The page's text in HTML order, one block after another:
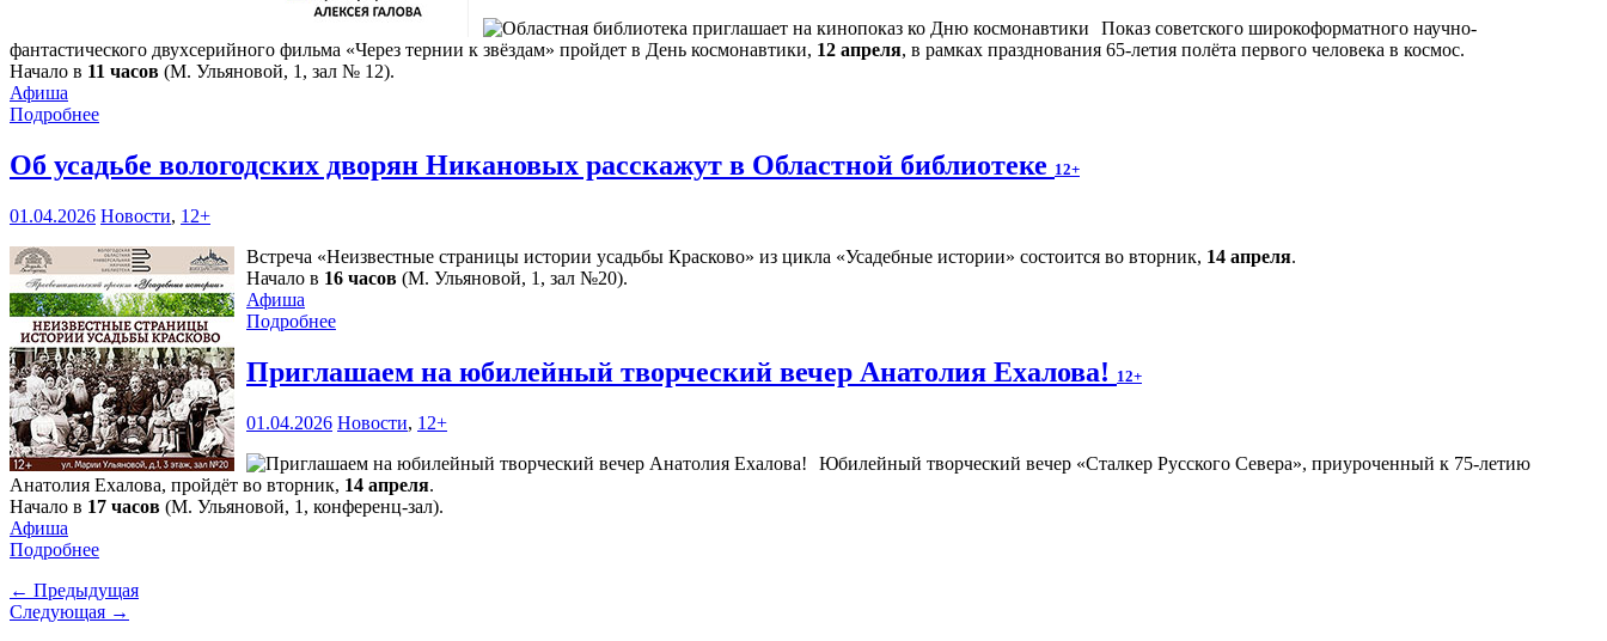
Показ советского широкоформатного научно-
фантастического двухсерийного фильма «Через тернии к звёздам» пройдет в День космонавтики, 12 апреля, в рамках празднования 65-летия полёта первого человека в космос.
Начало в 11 часов (М. Ульяновой, 1, зал № 12).
Афиша
Подробнее
Об усадьбе вологодских дворян Никановых расскажут в Областной библиотеке 12+
01.04.2026 Новости, 12+
Встреча «Неизвестные страницы истории усадьбы Красково» из цикла «Усадебные истории» состоится во вторник, 14 апреля.
Начало в 16 часов (М. Ульяновой, 1, зал №20).
Афиша
Подробнее
Приглашаем на юбилейный творческий вечер Анатолия Ехалова! 12+
01.04.2026 Новости, 12+
Юбилейный творческий вечер «Сталкер Русского Севера», приуроченный к 75-летию
Анатолия Ехалова, пройдёт во вторник, 14 апреля.
Начало в 17 часов (М. Ульяновой, 1, конференц-зал).
Афиша
Подробнее
← Предыдущая
Следующая →